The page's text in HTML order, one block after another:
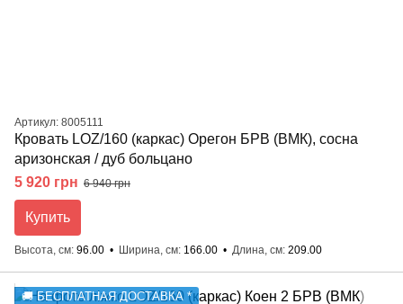
Артикул: 8005111
Кровать LOZ/160 (каркас) Орегон БРВ (ВМК), сосна
аризонская / дуб больцано
5 920 грн 6 940 грн
Купить
Высота, см 96.00 Ширина, см 166.00 Длина, см 209.00
🚚 БЕСПЛАТНАЯ ДОСТАВКА *